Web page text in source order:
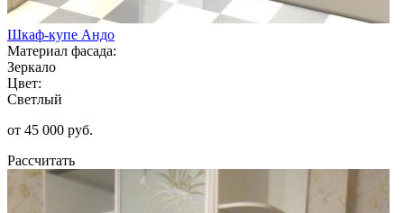
Шкаф-купе Андо
Материал фасада:
Зеркало
Цвет:
Светлый
от 45 000 руб.
Рассчитать